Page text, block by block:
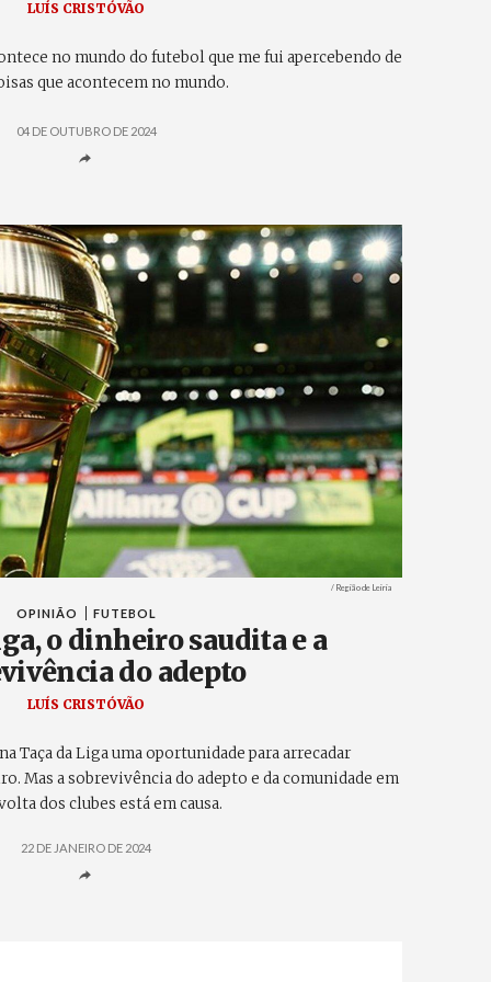
LUÍS CRISTÓVÃO
no mundo do futebol que me fui apercebendo de
que acontecem no mundo.
04 DE OUTUBRO DE 2024
Créditos
/ Região de Leiria
OPINIÃO FUTEBOL
o dinheiro saudita e a
do adepto
LUÍS CRISTÓVÃO
Taça da Liga uma oportunidade para arrecadar
Mas a sobrevivência do adepto e da comunidade em
dos clubes está em causa.
22 DE JANEIRO DE 2024